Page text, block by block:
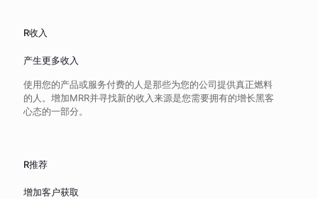
R收入
产生更多收入
使用您的产品或服务付费的人是那些为您的公司提供真正燃料
的人。增加MRR并寻找新的收入来源是您需要拥有的增长黑客
心态的一部分。
R推荐
增加客户获取